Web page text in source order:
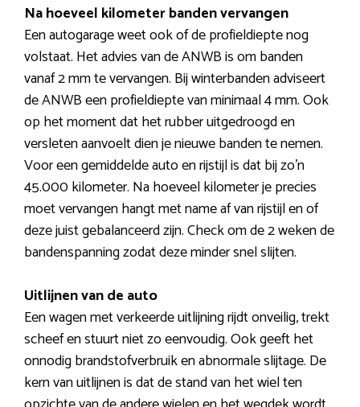
Na hoeveel kilometer banden vervangen
Een autogarage weet ook of de profieldiepte nog
volstaat. Het advies van de ANWB is om banden
vanaf 2 mm te vervangen. Bij winterbanden adviseert
de ANWB een profieldiepte van minimaal 4 mm. Ook
op het moment dat het rubber uitgedroogd en
versleten aanvoelt dien je nieuwe banden te nemen.
Voor een gemiddelde auto en rijstijl is dat bij zo’n
45.000 kilometer. Na hoeveel kilometer je precies
moet vervangen hangt met name af van rijstijl en of
deze juist gebalanceerd zijn. Check om de 2 weken de
bandenspanning zodat deze minder snel slijten.
Uitlijnen van de auto
Een wagen met verkeerde uitlijning rijdt onveilig, trekt
scheef en stuurt niet zo eenvoudig. Ook geeft het
onnodig brandstofverbruik en abnormale slijtage. De
kern van uitlijnen is dat de stand van het wiel ten